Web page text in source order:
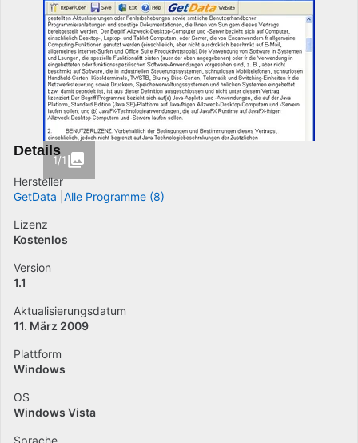
1/1
Details
Hersteller
GetData Alle Programme (8)
Lizenz
Kostenlos
Version
1.1
Aktualisierungsdatum
11. März 2009
Plattform
Windows
OS
Windows Vista
Sprache